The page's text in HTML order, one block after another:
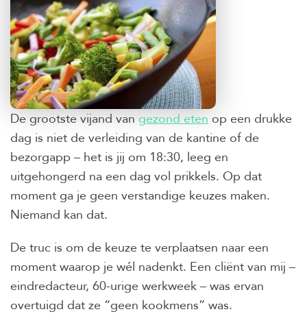
De grootste vijand van gezond eten op een drukke
dag is niet de verleiding van de kantine of de
bezorgapp – het is jij om 18:30, leeg en
uitgehongerd na een dag vol prikkels. Op dat
moment ga je geen verstandige keuzes maken.
Niemand kan dat.
De truc is om de keuze te verplaatsen naar een
moment waarop je wél nadenkt. Een cliënt van mij –
eindredacteur, 60-urige werkweek – was ervan
overtuigd dat ze “geen kookmens” was.